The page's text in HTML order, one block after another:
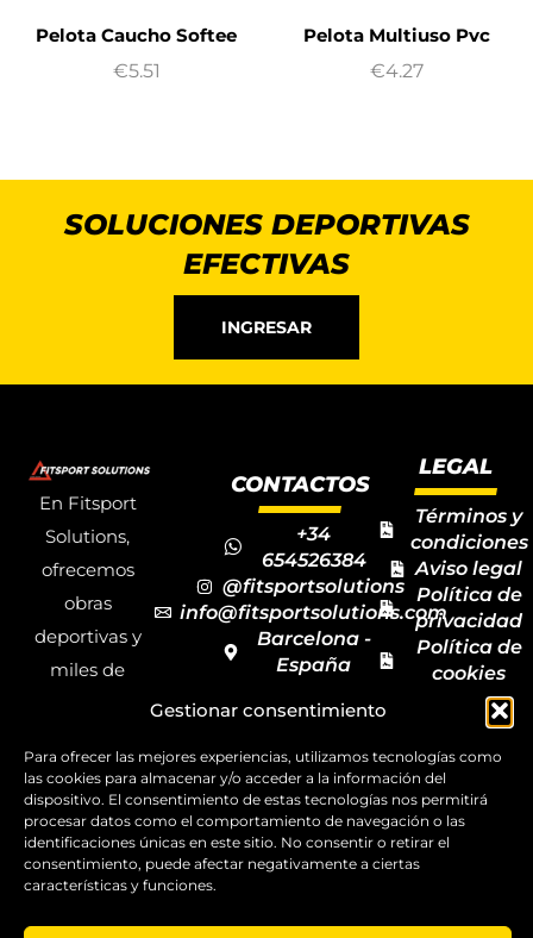
Gestionar consentimiento
Para ofrecer las mejores experiencias, utilizamos tecnologías como
las cookies para almacenar y/o acceder a la información del
dispositivo. El consentimiento de estas tecnologías nos permitirá
procesar datos como el comportamiento de navegación o las
identificaciones únicas en este sitio. No consentir o retirar el
consentimiento, puede afectar negativamente a ciertas
características y funciones.
Pelota Caucho Softee
€5.51
Pelota Multiuso Pvc
€4.27
SOLUCIONES DEPORTIVAS
EFECTIVAS
INGRESAR
En Fitsport
Solutions,
ofrecemos
obras
deportivas y
miles de
deportivos
para todas las
disciplinas,
garantizando
CONTACTOS
+34
654526384
@fitsportsolutions
info@fitsportsolutions.com
Barcelona -
España
de contacto
LEGAL
Términos y
condiciones
Aviso legal
Política de
privacidad
Política de
cookies
Mapa del
sitio